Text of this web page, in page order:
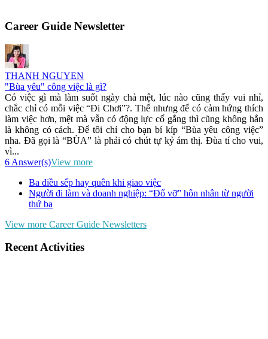
Career Guide Newsletter
THANH NGUYEN
"Bùa yêu" công việc là gì?
Có việc gì mà làm suốt ngày chả mệt, lúc nào cũng thấy vui nhỉ,
chắc chỉ có mỗi việc “Đi Chơi”?. Thế nhưng để có cảm hứng thích
làm việc hơn, mệt mà vẫn có động lực cố gắng thì cũng không hẳn
là không có cách. Để tôi chỉ cho bạn bí kíp “Bùa yêu công việc”
nha. Đã gọi là “BÙA” là phải có chút tự kỷ ám thị. Đùa tí cho vui,
vì...
6 Answer(s)View more
Ba điều sếp hay quên khi giao việc
Người đi làm và doanh nghiệp: “Đổ vỡ” hôn nhân từ người
thứ ba
View more Career Guide Newsletters
Recent Activities